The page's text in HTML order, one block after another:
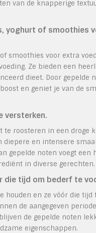
van de knapperige
yoghurt of smoothies
smoothies voor extra
Ze bieden een
dieet. Door gepelde
en geniet je van de
versterken.
roosteren in een droge
en intensere
gepelde noten voegt een
in diverse gerechten.
die tijd om bederf te
houden en ze vóór die tijd
de aangegeven
de gepelde noten
eigenschappen.